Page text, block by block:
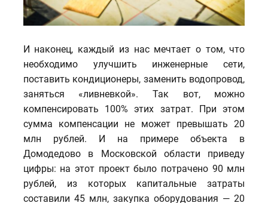
И наконец, каждый из нас мечтает о том, что
необходимо улучшить инженерные сети,
поставить кондиционеры, заменить водопровод,
заняться «ливневкой». Так вот, можно
компенсировать 100% этих затрат. При этом
сумма компенсации не может превышать 20
млн рублей. И на примере объекта в
Домодедово в Московской области приведу
цифры: на этот проект было потрачено 90 млн
рублей, из которых капитальные затраты
составили 45 млн, закупка оборудования — 20